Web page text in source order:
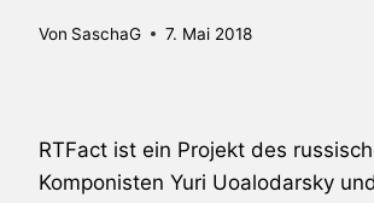
Von SaschaG 7. Mai 2018
RTFact ist ein Projekt des
Komponisten Yuri Uoalodarsky